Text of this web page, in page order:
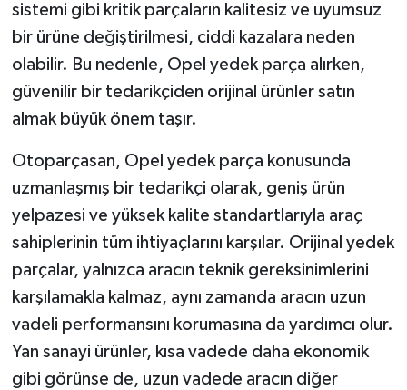
sistemi gibi kritik parçaların kalitesiz ve uyumsuz
bir ürüne değiştirilmesi, ciddi kazalara neden
olabilir. Bu nedenle, Opel yedek parça alırken,
güvenilir bir tedarikçiden orijinal ürünler satın
almak büyük önem taşır.
Otoparçasan, Opel yedek parça konusunda
uzmanlaşmış bir tedarikçi olarak, geniş ürün
yelpazesi ve yüksek kalite standartlarıyla araç
sahiplerinin tüm ihtiyaçlarını karşılar. Orijinal yedek
parçalar, yalnızca aracın teknik gereksinimlerini
karşılamakla kalmaz, aynı zamanda aracın uzun
vadeli performansını korumasına da yardımcı olur.
Yan sanayi ürünler, kısa vadede daha ekonomik
gibi görünse de, uzun vadede aracın diğer